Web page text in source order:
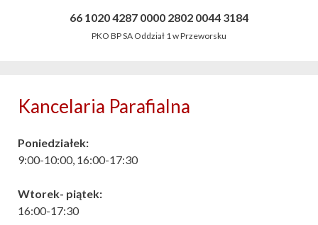
66 1020 4287 0000 2802 0044 3184
PKO BP SA Oddział 1 w Przeworsku
Kancelaria Parafialna
Poniedziałek:
9:00-10:00, 16:00-17:30
Wtorek- piątek:
16:00-17:30